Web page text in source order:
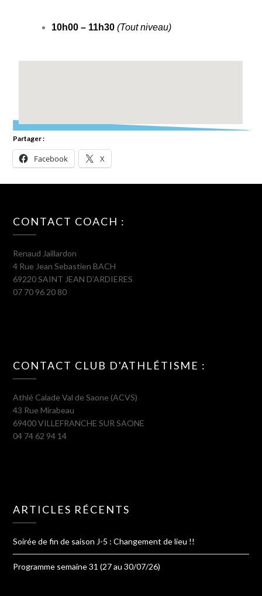
10h00 – 11h30(Tout niveau)
Partager :
Facebook X
CONTACT COACH :
Renaud Jaillardon
4 Rue Jean Sebastien BACH
69220 SAINT JEAN D’ARDIERES
07 70 96 20 80
CONTACT CLUB D'ATHLÉTISME :
Athlé Calade Val de Saone (ACVS)
43 Rue Mirabeau
69400 VILLEFRANCHE SUR SAONE
04 74 62 94 14
ARTICLES RÉCENTS
Soirée de fin de saison J-5 : Changement de lieu !!
Programme semaine 31 (27 au 30/07/26)